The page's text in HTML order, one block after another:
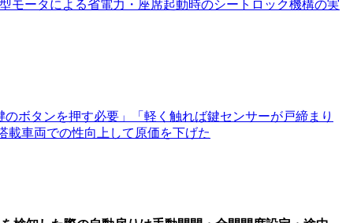
モータによる省電力・座席起動時のシートロック機構の実
ボタンを押す必要」「軽く触れば鍵センサーが戸締まり
載車両での性向上して原価を下げた